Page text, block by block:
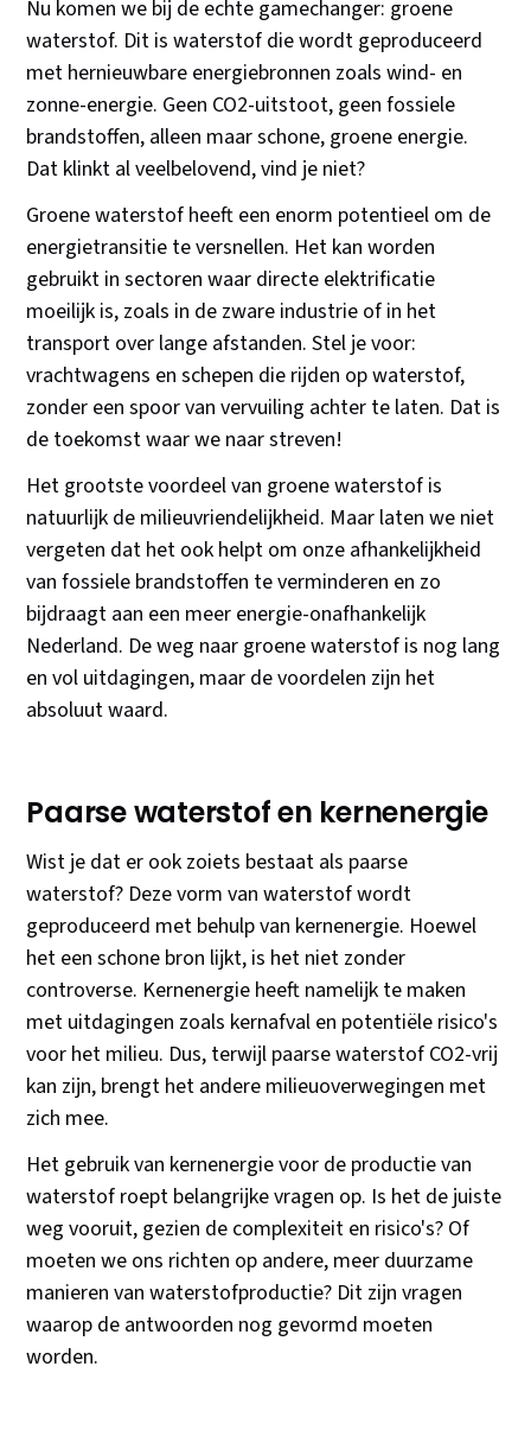
Nu komen we bij de echte gamechanger: groene
waterstof. Dit is waterstof die wordt geproduceerd
met hernieuwbare energiebronnen zoals wind- en
zonne-energie. Geen CO2-uitstoot, geen fossiele
brandstoffen, alleen maar schone, groene energie.
Dat klinkt al veelbelovend, vind je niet?
Groene waterstof heeft een enorm potentieel om de
energietransitie te versnellen. Het kan worden
gebruikt in sectoren waar directe elektrificatie
moeilijk is, zoals in de zware industrie of in het
transport over lange afstanden. Stel je voor:
vrachtwagens en schepen die rijden op waterstof,
zonder een spoor van vervuiling achter te laten. Dat is
de toekomst waar we naar streven!
Het grootste voordeel van groene waterstof is
natuurlijk de milieuvriendelijkheid. Maar laten we niet
vergeten dat het ook helpt om onze afhankelijkheid
van fossiele brandstoffen te verminderen en zo
bijdraagt aan een meer energie-onafhankelijk
Nederland. De weg naar groene waterstof is nog lang
en vol uitdagingen, maar de voordelen zijn het
absoluut waard.
Paarse waterstof en kernenergie
Wist je dat er ook zoiets bestaat als paarse
waterstof? Deze vorm van waterstof wordt
geproduceerd met behulp van kernenergie. Hoewel
het een schone bron lijkt, is het niet zonder
controverse. Kernenergie heeft namelijk te maken
met uitdagingen zoals kernafval en potentiële risico's
voor het milieu. Dus, terwijl paarse waterstof CO2-vrij
kan zijn, brengt het andere milieuoverwegingen met
zich mee.
Het gebruik van kernenergie voor de productie van
waterstof roept belangrijke vragen op. Is het de juiste
weg vooruit, gezien de complexiteit en risico's? Of
moeten we ons richten op andere, meer duurzame
manieren van waterstofproductie? Dit zijn vragen
waarop de antwoorden nog gevormd moeten
worden.